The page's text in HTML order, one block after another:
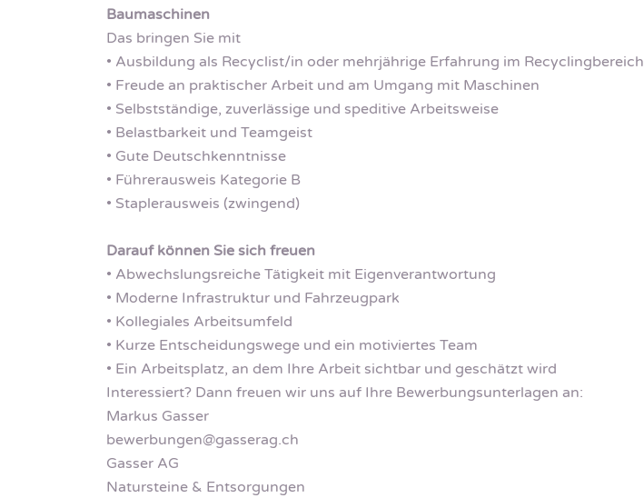
Baumaschinen
Das bringen Sie mit
• Ausbildung als Recyclist/in oder mehrjährige Erfahrung im Recyclingbereich
• Freude an praktischer Arbeit und am Umgang mit Maschinen
• Selbstständige, zuverlässige und speditive Arbeitsweise
• Belastbarkeit und Teamgeist
• Gute Deutschkenntnisse
• Führerausweis Kategorie B
• Staplerausweis (zwingend)
Darauf können Sie sich freuen
• Abwechslungsreiche Tätigkeit mit Eigenverantwortung
• Moderne Infrastruktur und Fahrzeugpark
• Kollegiales Arbeitsumfeld
• Kurze Entscheidungswege und ein motiviertes Team
• Ein Arbeitsplatz, an dem Ihre Arbeit sichtbar und geschätzt wird
Interessiert? Dann freuen wir uns auf Ihre Bewerbungsunterlagen an:
Markus Gasser
bewerbungen@gasserag.ch
Gasser AG
Natursteine & Entsorgungen